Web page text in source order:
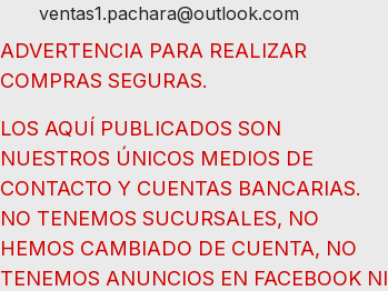
ventas1.pachara@outlook.com
ADVERTENCIA PARA REALIZAR
COMPRAS SEGURAS.
LOS AQUÍ PUBLICADOS SON
NUESTROS ÚNICOS MEDIOS DE
CONTACTO Y CUENTAS BANCARIAS.
NO TENEMOS SUCURSALES, NO
HEMOS CAMBIADO DE CUENTA, NO
TENEMOS ANUNCIOS EN FACEBOOK NI